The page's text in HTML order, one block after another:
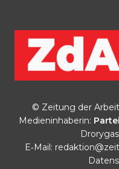
© Zeitung der
Medieninhaberin:
E‑Mail: